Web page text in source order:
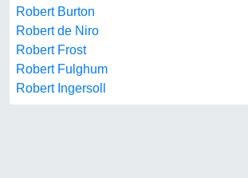
Robert Burton
Robert de Niro
Robert Frost
Robert Fulghum
Robert Ingersoll